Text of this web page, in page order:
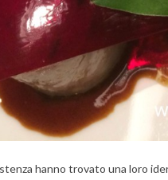
hanno trovato una loro